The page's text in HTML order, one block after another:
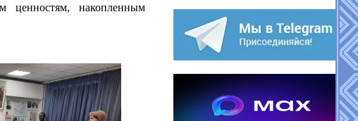
накопленным